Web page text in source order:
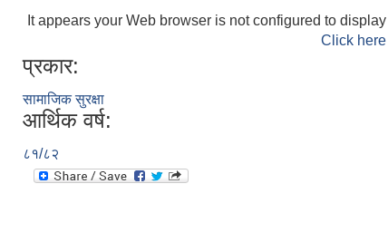
It appears your Web browser is not configured to
Click
प्रकार:
सामाजिक सुरक्षा
आर्थिक वर्ष:
८१/८२